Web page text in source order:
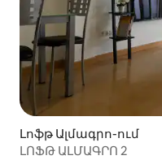
Լոֆթ Ալմագրո-ում
ԼՈՖԹ ԱԼՄԱԳՐՈ 2